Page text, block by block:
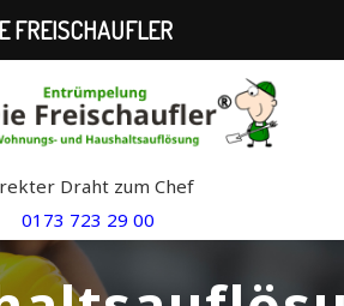
Draht zum Chef
0173 723 29 00
FREISCHAUFLER